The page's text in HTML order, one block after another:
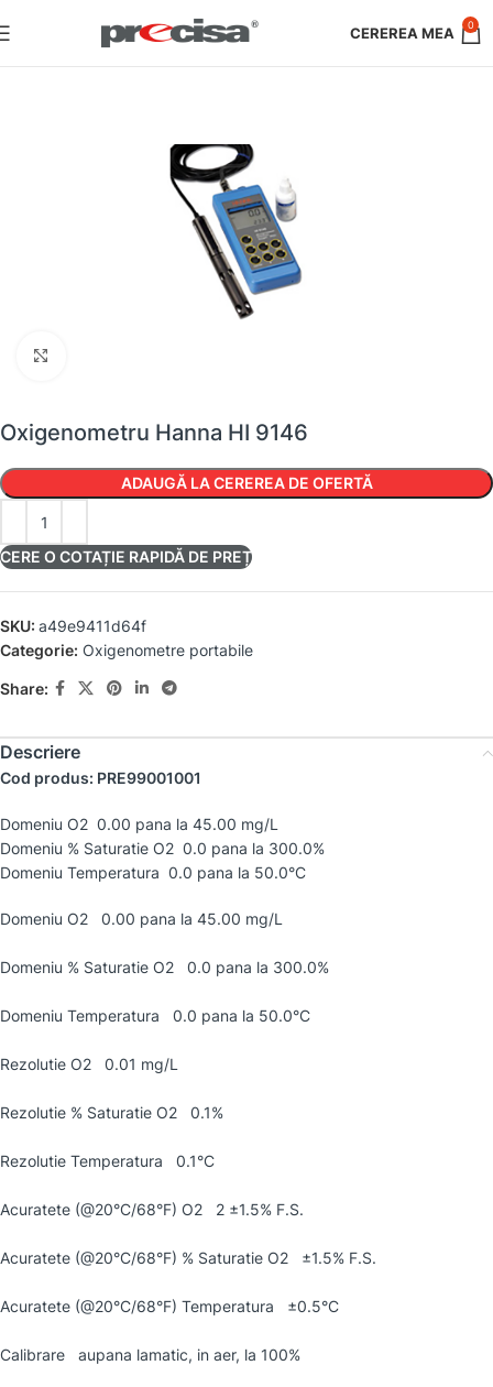
0
Oxigenometru Hanna HI 9146
ADAUGĂ LA CEREREA DE OFERTĂ
CERE O COTAȚIE RAPIDĂ DE PREȚ
SKU: a49e9411d64f
Categorie: Oxigenometre portabile
Share:
Descriere
Cod produs: PRE99001001
Domeniu O2 0.00 pana la 45.00 mg/L
Domeniu % Saturatie O2 0.0 pana la 300.0%
Domeniu Temperatura 0.0 pana la 50.0°C
Domeniu O2 0.00 pana la 45.00 mg/L
Domeniu % Saturatie O2 0.0 pana la 300.0%
Domeniu Temperatura 0.0 pana la 50.0°C
Rezolutie O2 0.01 mg/L
Rezolutie % Saturatie O2 0.1%
Rezolutie Temperatura 0.1°C
Acuratete (@20°C/68°F) O2 2 ±1.5% F.S.
Acuratete (@20°C/68°F) % Saturatie O2 ±1.5% F.S.
Acuratete (@20°C/68°F) Temperatura ±0.5°C
Calibrare aupana lamatic, in aer, la 100%